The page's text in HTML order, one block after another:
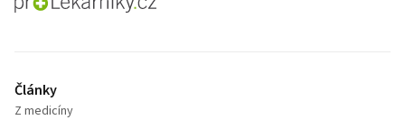
proLékaře.cz
Články
Z medicíny